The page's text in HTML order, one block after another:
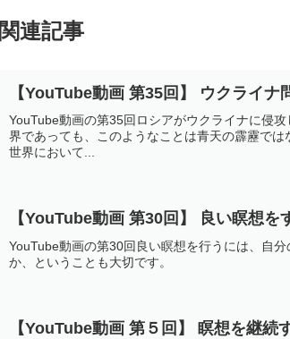
関連記事
【YouTube動画 第35回】 ウクライナ
YouTube動画の第35回ロシアがウクライナに侵
界であっても、このようなことは青天の霹靂で
世界において...
【YouTube動画 第30回】 良い瞑想を
YouTube動画の第30回良い瞑想を行うには、自
か、ということも大切です。
【YouTube動画 第５回】 瞑想を継続